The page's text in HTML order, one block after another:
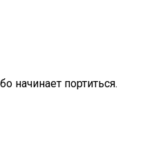
начинает портиться.